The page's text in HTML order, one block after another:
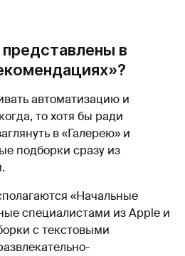
в
автоматизацию и
то хотя бы ради
в «Галерею» и
подборки сразу из
«Начальные
специалистами из Apple и
с текстовыми